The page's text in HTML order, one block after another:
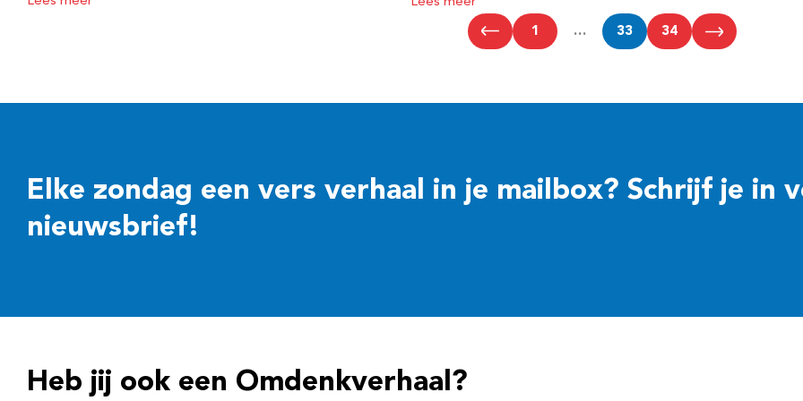
1 … 33 34
Elke zondag een vers verhaal in je mailbox? Schrijf je in
nieuwsbrief!
Heb jij ook een Omdenkverhaal?